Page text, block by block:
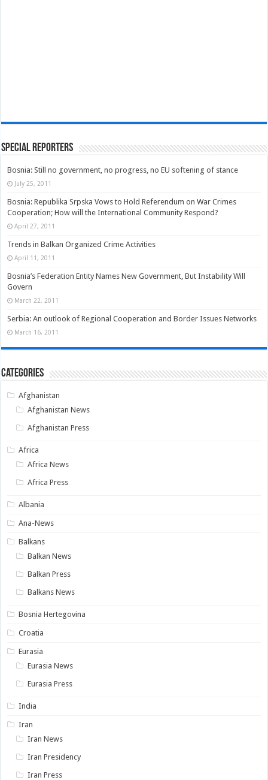
Special Reporters
Bosnia: Still no government, no progress, no EU softening of stance
July 25, 2011
Bosnia: Republika Srpska Vows to Hold Referendum on War Crimes
Cooperation; How will the International Community Respond?
April 27, 2011
Trends in Balkan Organized Crime Activities
April 11, 2011
Bosnia’s Federation Entity Names New Government, But Instability Will
Govern
March 22, 2011
Serbia: An outlook of Regional Cooperation and Border Issues Networks
March 16, 2011
Categories
Afghanistan
Afghanistan News
Afghanistan Press
Africa
Africa News
Africa Press
Albania
Ana-News
Balkans
Balkan News
Balkan Press
Balkans News
Bosnia Hertegovina
Croatia
Eurasia
Eurasia News
Eurasia Press
India
Iran
Iran News
Iran Presidency
Iran Press